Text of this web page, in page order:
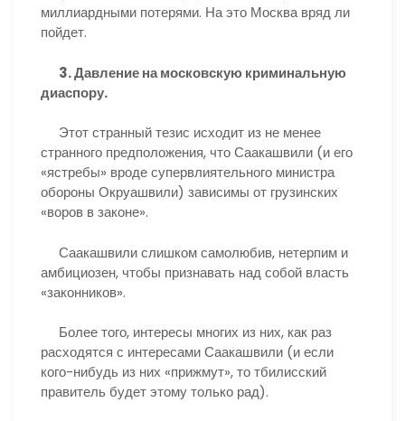
миллиардными потерями. На это Москва вряд ли
пойдет.
3. Давление на московскую криминальную
диаспору.
Этот странный тезис исходит из не менее
странного предположения, что Саакашвили (и его
«ястребы» вроде супервлиятельного министра
обороны Окруашвили) зависимы от грузинских
«воров в законе».
Саакашвили слишком самолюбив, нетерпим и
амбициозен, чтобы признавать над собой власть
«законников».
Более того, интересы многих из них, как раз
расходятся с интересами Саакашвили (и если
кого-нибудь из них «прижмут», то тбилисский
правитель будет этому только рад).